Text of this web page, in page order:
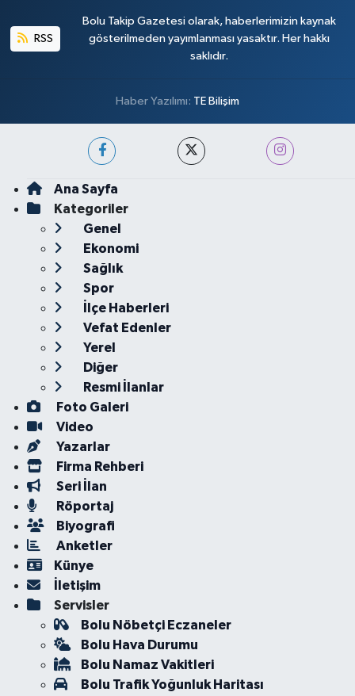
RSS
Bolu Takip Gazetesi olarak, haberlerimizin kaynak
gösterilmeden yayımlanması yasaktır. Her hakkı
saklıdır.
Haber Yazılımı: TE Bilişim
Ana Sayfa
Kategoriler
Genel
Ekonomi
Sağlık
Spor
İlçe Haberleri
Vefat Edenler
Yerel
Diğer
Resmi İlanlar
Foto Galeri
Video
Yazarlar
Firma Rehberi
Seri İlan
Röportaj
Biyografi
Anketler
Künye
İletişim
Servisler
Bolu Nöbetçi Eczaneler
Bolu Hava Durumu
Bolu Namaz Vakitleri
Bolu Trafik Yoğunluk Haritası